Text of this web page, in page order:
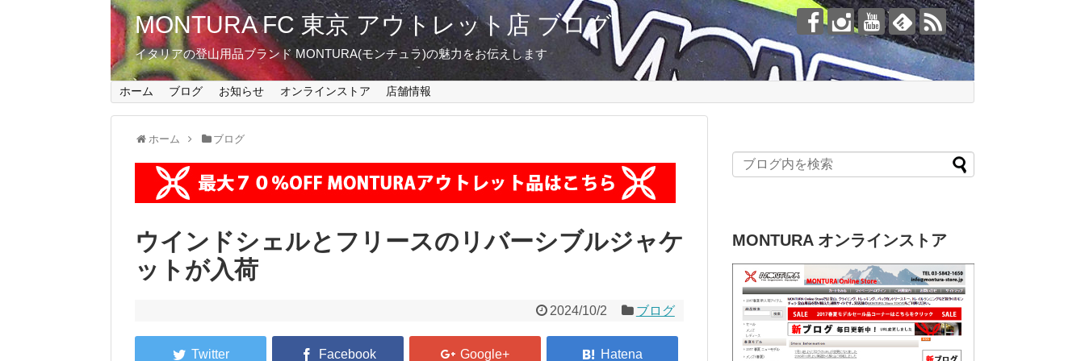
MONTURA FC 東京 アウトレット店 ブログ
イタリアの登山用品ブランド MONTURA(モンチュラ)の魅力をお伝えします
ホーム ブログ お知らせ オンラインストア 店舗情報
ホーム ブログ
ウインドシェルとフリースのリバーシブルジャケ
ットが入荷
2024/10/2 ブログ
MONTURA オンラインストア